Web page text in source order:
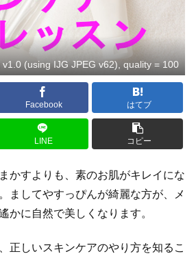
(using IJG JPEG v62), quality = 100
Facebook はてブ
LINE コピー
かすよりも、素のお肌がキレイにな
ましてやすっぴんが綺麗な方が、メ
かに自然で美しくなります。
正しいスキンケアのやり方を知るこ